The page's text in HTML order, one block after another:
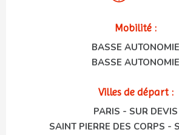
Mobilité :
BASSE AUTONOMIE
BASSE AUTONOMIE
Villes de départ :
PARIS - SUR DEVIS
SAINT PIERRE DES CORPS -